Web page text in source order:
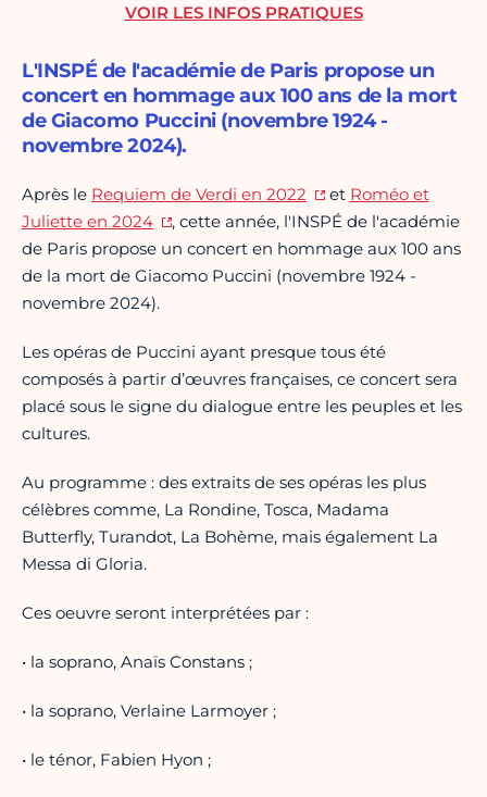
L'INSPÉ de l'académie de Paris propose un
concert en hommage aux 100 ans de la mort
de Giacomo Puccini (novembre 1924 -
novembre 2024).
Après le Requiem de Verdi en 2022 et Roméo et
Juliette en 2024
, cette année, l'INSPÉ de l'académie
de Paris propose un concert en hommage aux 100 ans
de la mort de Giacomo Puccini (novembre 1924 -
novembre 2024).
Les opéras de Puccini ayant presque tous été
composés à partir d’œuvres françaises, ce concert sera
placé sous le signe du dialogue entre les peuples et les
cultures.
Au programme : des extraits de ses opéras les plus
célèbres comme, La Rondine, Tosca, Madama
Butterfly, Turandot, La Bohème, mais également La
Messa di Gloria.
Ces oeuvre seront interprétées par :
• la soprano, Anaïs Constans ;
• la soprano, Verlaine Larmoyer ;
• le ténor, Fabien Hyon ;
VOIR LES INFOS PRATIQUES